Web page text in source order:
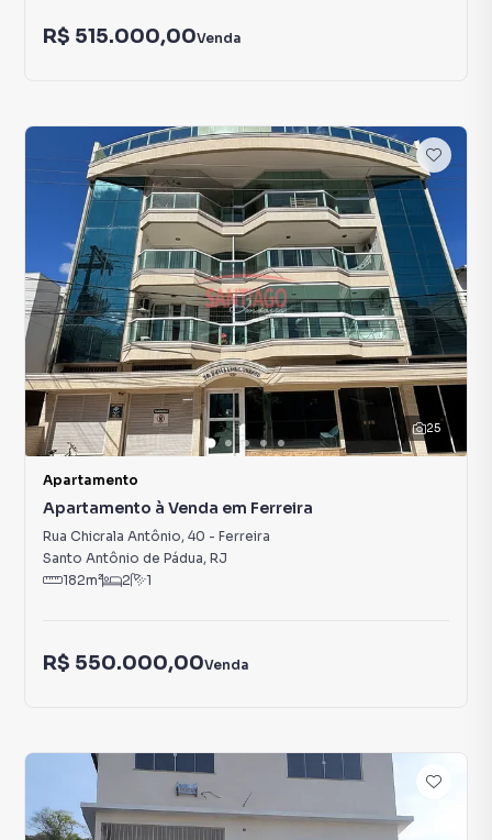
R$ 515.000,00Venda
25
Apartamento
Apartamento à Venda em Ferreira
Rua Chicrala Antônio, 40 - Ferreira
Santo Antônio de Pádua, RJ
182m² 2 1
R$ 550.000,00Venda